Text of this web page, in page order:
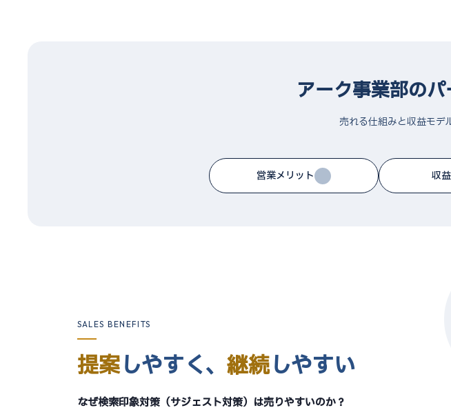
アーク事業部の
売れる仕組みと収益モデ
営業メリット 収
SALES BENEFITS
提案しやすく、 継続しやすい
なぜ検索印象対策（サジェスト対策）は売りやすいのか？